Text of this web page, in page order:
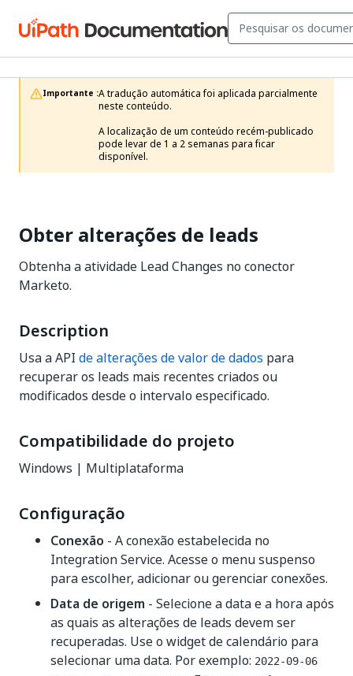
Importante :A tradução automática foi aplicada parcialmente
neste conteúdo.
A localização de um conteúdo recém-publicado
pode levar de 1 a 2 semanas para ficar
disponível.
Obter alterações de leads
Obtenha a atividade Lead Changes no conector
Marketo.
Description
Usa a API de alterações de valor de dados para
recuperar os leads mais recentes criados ou
modificados desde o intervalo especificado.
Compatibilidade do projeto
Windows | Multiplataforma
Configuração
Conexão - A conexão estabelecida no
Integration Service. Acesse o menu suspenso
para escolher, adicionar ou gerenciar conexões.
Data de origem - Selecione a data e a hora após
as quais as alterações de leads devem ser
recuperadas. Use o widget de calendário para
selecionar uma data. Por exemplo: 2022-09-06